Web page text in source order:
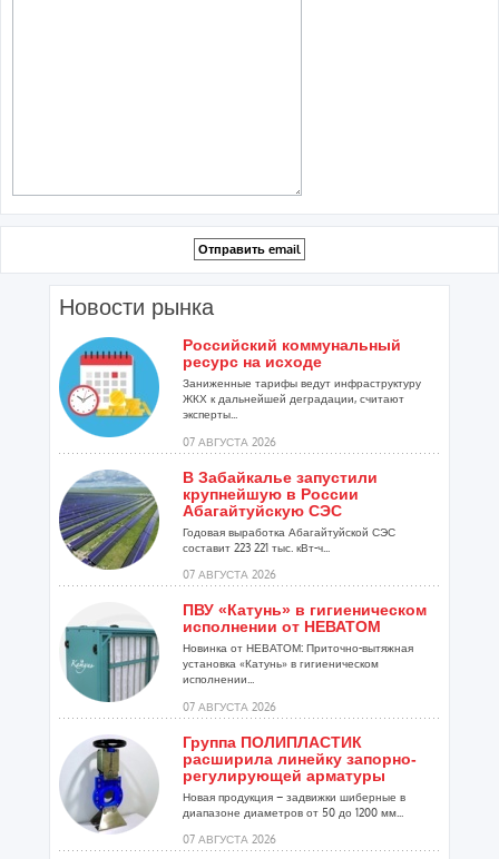
Новости рынка
Российский коммунальный
ресурс на исходе
Заниженные тарифы ведут инфраструктуру
ЖКХ к дальнейшей деградации, считают
эксперты...
07 АВГУСТА 2026
В Забайкалье запустили
крупнейшую в России
Абагайтуйскую СЭС
Годовая выработка Абагайтуйской СЭС
составит 223 221 тыс. кВт-ч...
07 АВГУСТА 2026
ПВУ «Катунь» в гигиеническом
исполнении от НЕВАТОМ
Новинка от НЕВАТОМ: Приточно-вытяжная
установка «Катунь» в гигиеническом
исполнении...
07 АВГУСТА 2026
Группа ПОЛИПЛАСТИК
расширила линейку запорно-
регулирующей арматуры
Новая продукция – задвижки шиберные в
диапазоне диаметров от 50 до 1200 мм...
07 АВГУСТА 2026